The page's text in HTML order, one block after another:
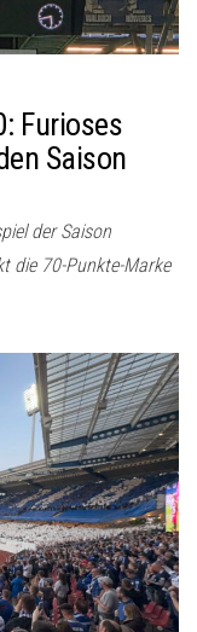
Furioses
Saison
der Saison
die 70-Punkte-Marke